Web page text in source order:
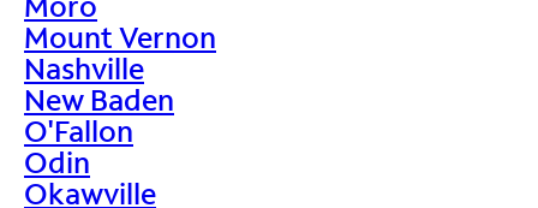
Mount Vernon
Nashville
New Baden
O'Fallon
Odin
Okawville